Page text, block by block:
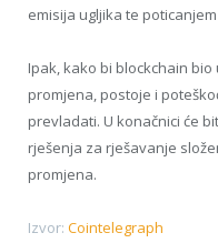
emisija ugljika te
Ipak, kako bi blockchain
promjena, postoje i
prevladati. U konačnici će
rješenja za rješavanje
promjena.
Izvor: Cointelegraph